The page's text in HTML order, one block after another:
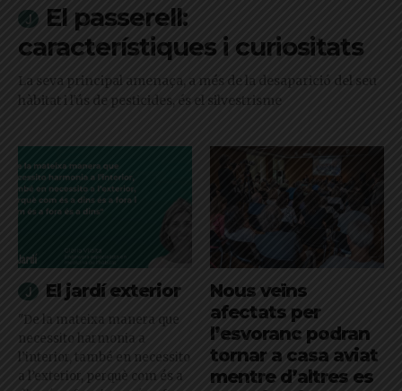
El passerell:
característiques i curiositats
La seva principal amenaça, a més de la desaparició del seu
hàbitat i l'ús de pesticides, és el silvestrisme
El jardí exterior
"De la mateixa manera que
necessito harmonia a
l’interior, també en necessito
a l’exterior, perquè com és a
Nous veïns
afectats per
l’esvoranc podran
tornar a casa aviat
mentre d’altres es